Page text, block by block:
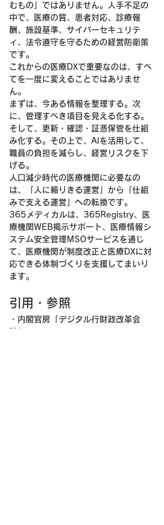
むもの」ではありません。人手不足の
中で、医療の質、患者対応、診療報
酬、施設基準、サイバーセキュリテ
ィ、法令遵守を守るための経営防衛策
です。
これからの医療DXで重要なのは、すべ
てを一度に変えることではありませ
ん。
まずは、今ある情報を整理する。次
に、管理すべき項目を見える化する。
そして、更新・確認・証憑保管を仕組
み化する。その上で、AIを活用して、
職員の負担を減らし、経営リスクを下
げる。
人口減少時代の医療機関に必要なの
は、「人に頼りきる運営」から「仕組
みで支える運営」への転換です。
365メディカルは、365Registry、医
療機関WEB掲示サポート、医療情報シ
ステム安全管理MSOサービスを通じ
て、医療機関が制度改正と医療DXに対
応できる体制づくりを支援してまいり
ます。
引用・参照
・内閣官房「デジタル行財政改革会